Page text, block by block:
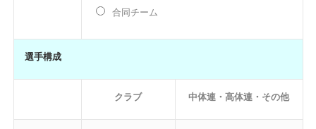
合同チーム
選手構成
クラブ 中体連・高体連・その他